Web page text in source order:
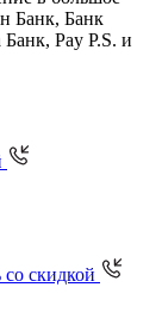
Банк, Банк
Pay P.S. и
со скидкой